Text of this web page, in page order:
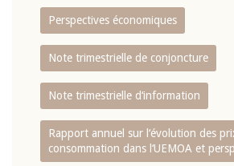
Perspectives économiques
Note trimestrielle de conjoncture
Note trimestrielle d‘information
Rapport annuel sur l‘évolution des
consommation dans l‘UEMOA et